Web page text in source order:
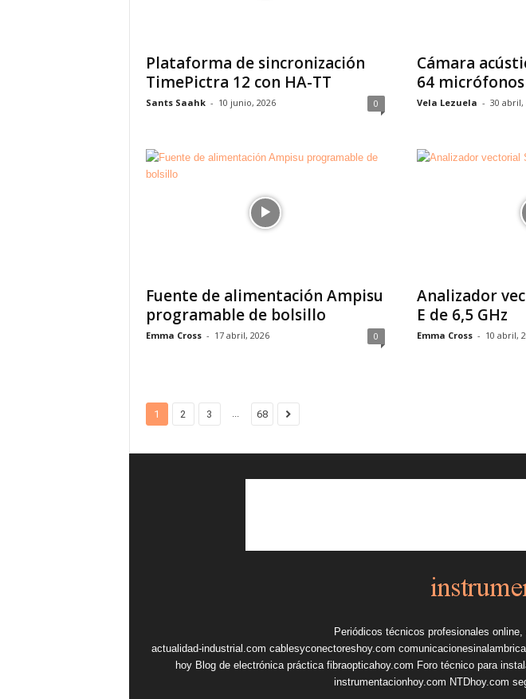
Plataforma de sincronización
TimePictra 12 con HA-TT
Sants Saahk - 10 junio, 2026 0
Cámara
64 micrófonos
Vela Lezuela - 30 abril,
Fuente de alimentación Ampisu
programable de bolsillo
Emma Cross - 17 abril, 2026 0
Analizador
E de 6,5 GHz
Emma Cross - 10 abril,
1 2 3 ... 68
Periódicos técnicos profesionales
actualidad-industrial.com cablesyconectoreshoy.com
hoy Blog de electrónica práctica fibraopticahoy.com Foro técnico para
instrumentacionhoy.com NTDhoy.com